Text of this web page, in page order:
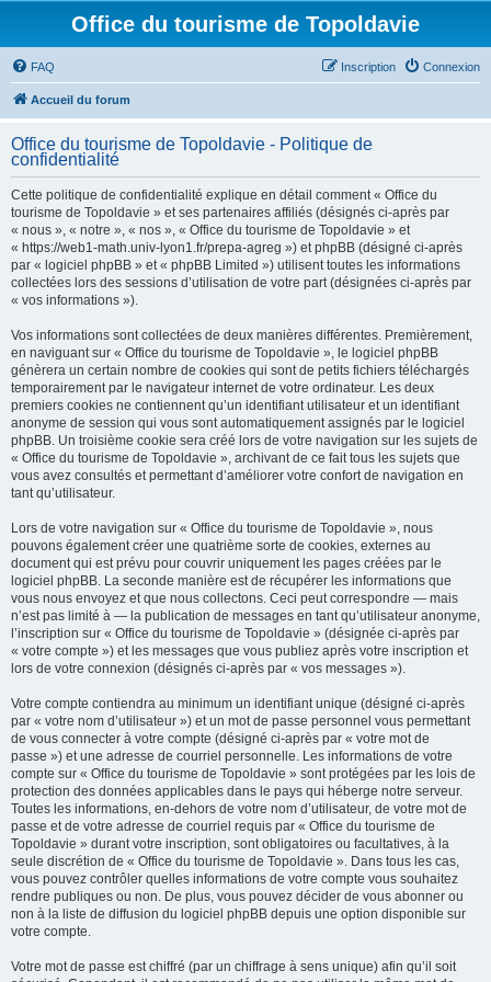
Office du tourisme de Topoldavie
FAQ Connexion
Inscription
Accueil du forum
Office du tourisme de Topoldavie - Politique de
confidentialité
Cette politique de confidentialité explique en détail comment « Office du
tourisme de Topoldavie » et ses partenaires affiliés (désignés ci-après par
« nous », « notre », « nos », « Office du tourisme de Topoldavie » et
« https://web1-math.univ-lyon1.fr/prepa-agreg ») et phpBB (désigné ci-après
par « logiciel phpBB » et « phpBB Limited ») utilisent toutes les informations
collectées lors des sessions d’utilisation de votre part (désignées ci-après par
« vos informations »).
Vos informations sont collectées de deux manières différentes. Premièrement,
en naviguant sur « Office du tourisme de Topoldavie », le logiciel phpBB
génèrera un certain nombre de cookies qui sont de petits fichiers téléchargés
temporairement par le navigateur internet de votre ordinateur. Les deux
premiers cookies ne contiennent qu’un identifiant utilisateur et un identifiant
anonyme de session qui vous sont automatiquement assignés par le logiciel
phpBB. Un troisième cookie sera créé lors de votre navigation sur les sujets de
« Office du tourisme de Topoldavie », archivant de ce fait tous les sujets que
vous avez consultés et permettant d’améliorer votre confort de navigation en
tant qu’utilisateur.
Lors de votre navigation sur « Office du tourisme de Topoldavie », nous
pouvons également créer une quatrième sorte de cookies, externes au
document qui est prévu pour couvrir uniquement les pages créées par le
logiciel phpBB. La seconde manière est de récupérer les informations que
vous nous envoyez et que nous collectons. Ceci peut correspondre — mais
n’est pas limité à — la publication de messages en tant qu’utilisateur anonyme,
l’inscription sur « Office du tourisme de Topoldavie » (désignée ci-après par
« votre compte ») et les messages que vous publiez après votre inscription et
lors de votre connexion (désignés ci-après par « vos messages »).
Votre compte contiendra au minimum un identifiant unique (désigné ci-après
par « votre nom d’utilisateur ») et un mot de passe personnel vous permettant
de vous connecter à votre compte (désigné ci-après par « votre mot de
passe ») et une adresse de courriel personnelle. Les informations de votre
compte sur « Office du tourisme de Topoldavie » sont protégées par les lois de
protection des données applicables dans le pays qui héberge notre serveur.
Toutes les informations, en-dehors de votre nom d’utilisateur, de votre mot de
passe et de votre adresse de courriel requis par « Office du tourisme de
Topoldavie » durant votre inscription, sont obligatoires ou facultatives, à la
seule discrétion de « Office du tourisme de Topoldavie ». Dans tous les cas,
vous pouvez contrôler quelles informations de votre compte vous souhaitez
rendre publiques ou non. De plus, vous pouvez décider de vous abonner ou
non à la liste de diffusion du logiciel phpBB depuis une option disponible sur
votre compte.
Votre mot de passe est chiffré (par un chiffrage à sens unique) afin qu’il soit